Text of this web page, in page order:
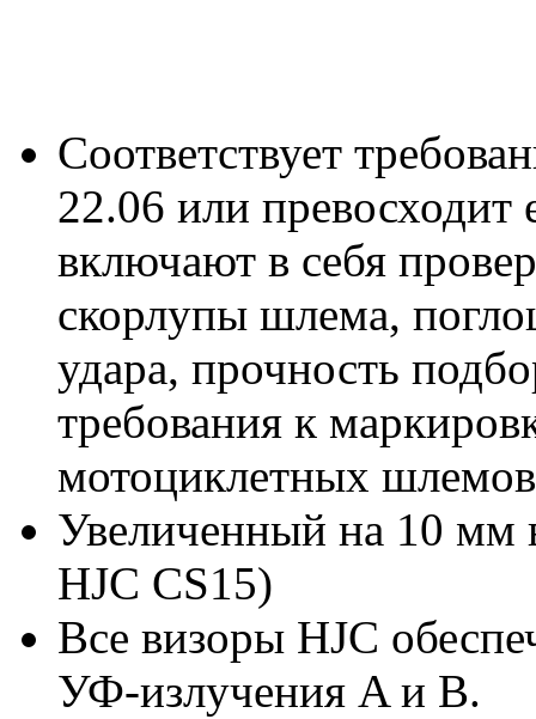
Соответствует
22.06 или превосходит
включают в себя
скорлупы шлема,
удара, прочность
требования к
мотоциклетных
Увеличенный на 10 мм
HJC CS15)
Все визоры HJC
УФ-излучения A и B.